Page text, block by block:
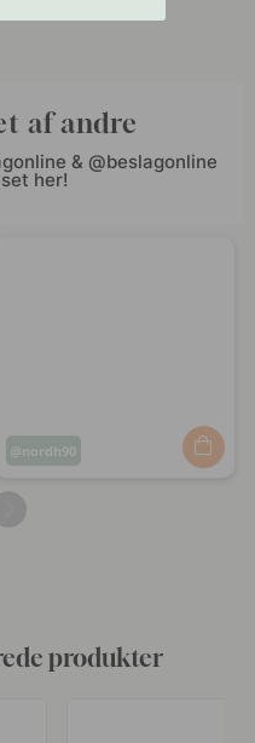
af andre
& @beslagonline
her!
Opslag
nordh90
produkter